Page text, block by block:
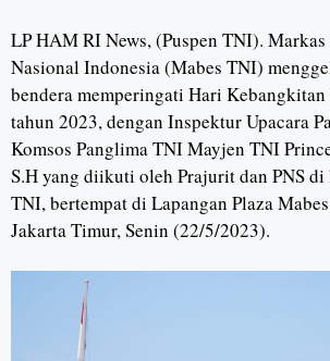
LP HAM RI News, (Puspen TNI). Markas
Nasional Indonesia (Mabes TNI)
bendera memperingati Hari
tahun 2023, dengan Inspektur Upacara
Komsos Panglima TNI Mayjen TNI
S.H yang diikuti oleh Prajurit dan PNS
TNI, bertempat di Lapangan Plaza
Jakarta Timur, Senin (22/5/2023).